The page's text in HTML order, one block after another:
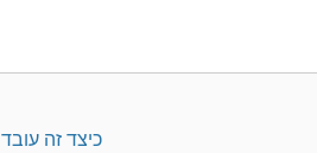
כיצד זה עובד